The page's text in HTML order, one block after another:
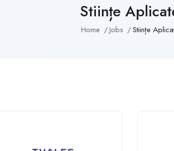
Stiințe
Home Jobs Stiințe